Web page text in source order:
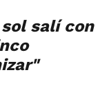
salí con